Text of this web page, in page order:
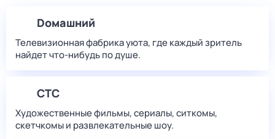
Dомашний
Телевизионная фабрика уюта, где каждый зритель
найдет что‑нибудь по душе.
СТС
Художественные фильмы, сериалы, ситкомы,
скетчкомы и развлекательные шоу.